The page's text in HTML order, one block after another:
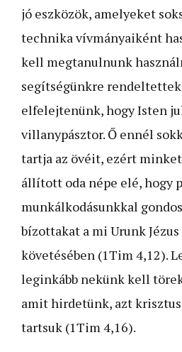
jó eszközök, amelyeket
technika vívmányaiként
kell megtanulnunk
segítségünkre
elfelejtenünk, hogy Isten
villanypásztor. Ő ennél
tartja az övéit, ezért
állított oda népe elé, hogy
munkálkodásunkkal
bízottakat a mi Urunk
követésében (1Tim 4,12).
leginkább nekünk kell
amit hirdetünk, azt
tartsuk (1Tim 4,16).